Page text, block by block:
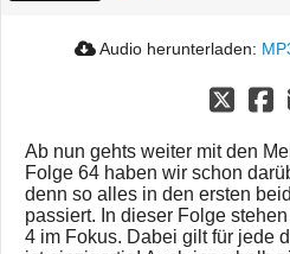
Audio herunterladen:
Ab nun gehts weiter mit den
Folge 64 haben wir schon
denn so alles in den ersten
passiert. In dieser Folge
4 im Fokus. Dabei gilt für jede